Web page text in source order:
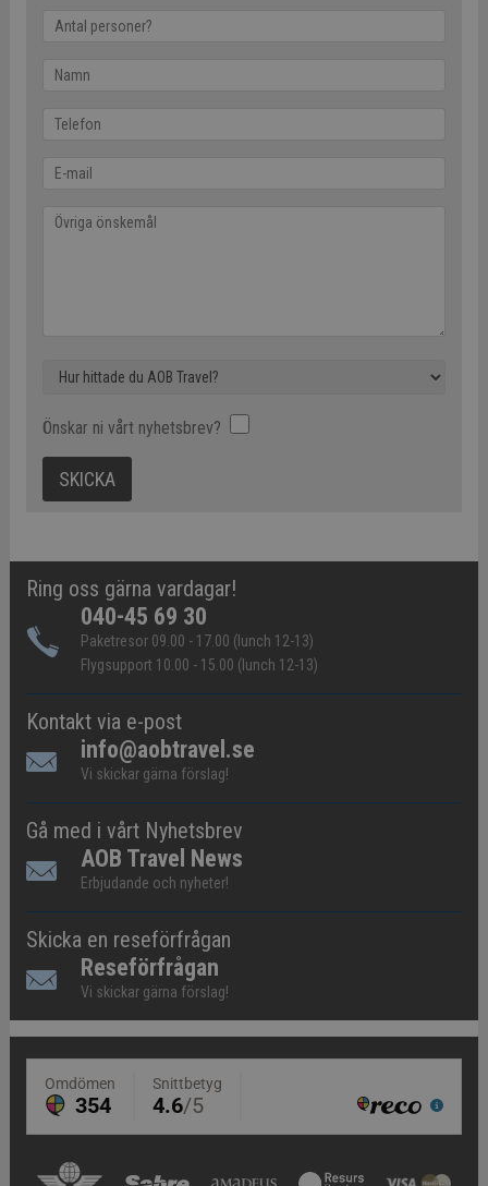
Önskar ni vårt nyhetsbrev?
Ring oss gärna vardagar!
040-45 69 30
Paketresor 09.00 - 17.00 (lunch 12-13)
Flygsupport 10.00 - 15.00 (lunch 12-13)
Kontakt via e-post
info@aobtravel.se
Vi skickar gärna förslag!
Gå med i vårt Nyhetsbrev
AOB Travel News
Erbjudande och nyheter!
Skicka en reseförfrågan
Reseförfrågan
Vi skickar gärna förslag!